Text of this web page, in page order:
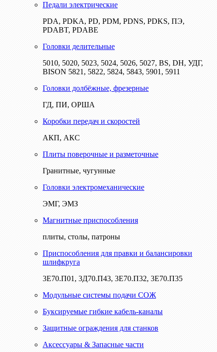
Педали электрические
PDA, PDKA, PD, PDM, PDNS, PDKS, ПЭ,
PDABT, PDABE
Головки делительные
5010, 5020, 5023, 5024, 5026, 5027, BS, DH, УДГ,
BISON 5821, 5822, 5824, 5843, 5901, 5911
Головки долбёжные, фрезерные
ГД, ПИ, ОРША
Коробки передач и скоростей
АКП, АКС
Плиты поверочные и разметочные
Гранитные, чугунные
Головки электромеханические
ЭМГ, ЭМЗ
Магнитные приспособления
плиты, столы, патроны
Приспособления для правки и балансировки
шлифкруга
3Е70.П01, 3Д70.П43, 3Е70.П32, 3Е70.П35
Модульные системы подачи СОЖ
Буксируемые гибкие кабель-каналы
Защитные ограждения для станков
Аксессуары & Запасные части